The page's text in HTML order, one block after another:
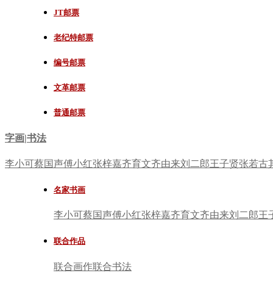
JT邮票
老纪特邮票
编号邮票
文革邮票
普通邮票
字画|书法
李小可蔡国声傅小红张梓嘉齐育文齐由来刘二郎王子贤张若古
名家书画
李小可蔡国声傅小红张梓嘉齐育文齐由来刘二郎王
联合作品
联合画作联合书法